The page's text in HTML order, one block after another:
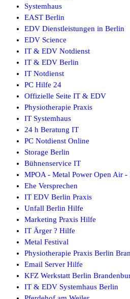
Systemhaus
EAST Berlin
EDV Dienstleistungen in Berlin
EDV Science
IT & EDV Notdienst
IT & EDV Berlin
IT Notdienst
PC Hilfe 24
Offizielle Seite IT & EDV
Physiotherapie Praxis
IT Systemhaus
24 h Beratung IT
PC Notdienst Online
Storage Berlin
Bühnenservice IT
MPOA - Metal Power Open Air -
Ehe Versprechen
IT EDV Berlin Praxis
Unfall Berlin Hilfe
Marketing Praxis Hilfe
IT Ärger ? Hilfe
Metal Festival
Physiotherapie Praxis Berlin
Email Server Hilfe
KFZ Werkstatt Berlin
IT & EDV Systemhaus Berlin